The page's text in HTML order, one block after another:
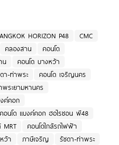
HORIZON P48
CMC
คลองสาน
คอนโด
น
คอนโด บางหว้า
า-ท่าพระ
คอนโด เจริญนคร
พระยามหานคร
ค์คอก
คอนโด แบงค์คอก ฮอไรซอน พี48
MRT
คอนโดใกล้รถไฟฟ้า
ว้า ภาษีเจริญ
รัชดา-ท่าพระ